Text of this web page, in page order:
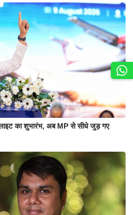
का शुभारंभ, अब MP से सीधे जुड़ गए